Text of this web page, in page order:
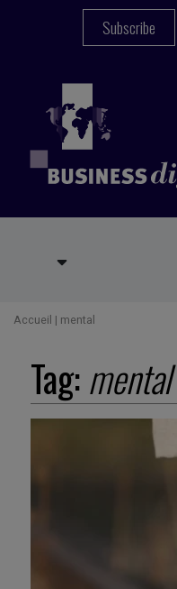
Subscribe
Accueil | mental
Tag:mental